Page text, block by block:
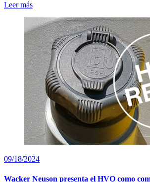
Leer más
09/18/2024
Wacker Neuson presenta el HVO como